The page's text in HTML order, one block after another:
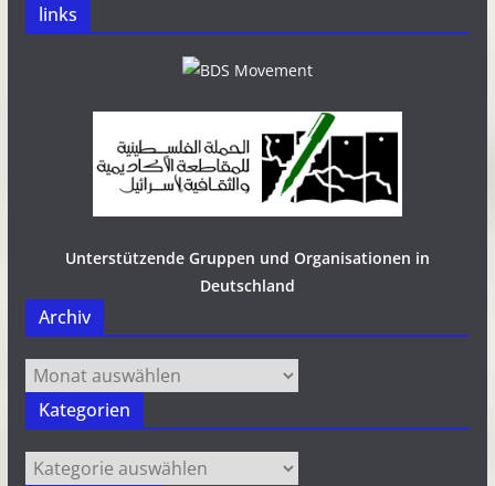
links
Unterstützende Gruppen und Organisationen in
Deutschland
Archiv
Archiv
Kategorien
Kategorien